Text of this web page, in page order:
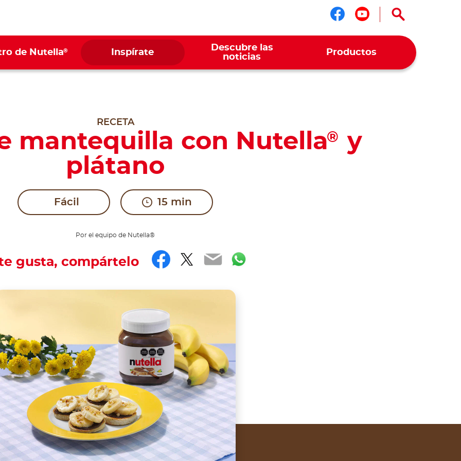
Síguenos en
Síguenos en
de Nutella® Inspírate
Descubre las
noticias
Productos
RECETA
mantequilla con Nutella® y
plátano
Fácil 15 min
Por el equipo de Nutella®
gusta, compártelo Facebook
Twitter
EmailWhatsApp